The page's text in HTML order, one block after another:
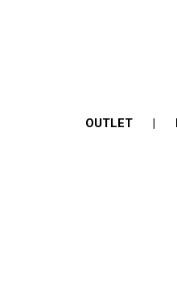
OUTLET